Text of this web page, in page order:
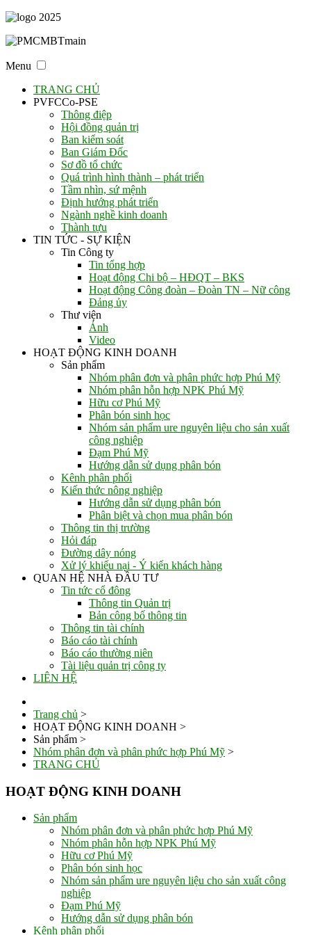
Menu
TRANG CHỦ
PVFCCo-PSE
Thông điệp
Hội đồng quản trị
Ban kiểm soát
Ban Giám Đốc
Sơ đồ tổ chức
Quá trình hình thành – phát triển
Tầm nhìn, sứ mệnh
Định hướng phát triển
Ngành nghề kinh doanh
Thành tựu
TIN TỨC - SỰ KIỆN
Tin Công ty
Tin tổng hợp
Hoạt động Chi bộ – HĐQT – BKS
Hoạt động Công đoàn – Đoàn TN – Nữ công
Đảng ủy
Thư viện
Ảnh
Video
HOẠT ĐỘNG KINH DOANH
Sản phẩm
Nhóm phân đơn và phân phức hợp Phú Mỹ
Nhóm phân hỗn hợp NPK Phú Mỹ
Hữu cơ Phú Mỹ
Phân bón sinh học
Nhóm sản phẩm ure nguyên liệu cho sản xuất
công nghiệp
Đạm Phú Mỹ
Hướng dẫn sử dụng phân bón
Kênh phân phối
Kiến thức nông nghiệp
Hướng dẫn sử dụng phân bón
Phân biệt và chọn mua phân bón
Thông tin thị trường
Hỏi đáp
Đường dây nóng
Xử lý khiếu nại - Ý kiến khách hàng
QUAN HỆ NHÀ ĐẦU TƯ
Tin tức cổ đông
Thông tin Quản trị
Bản công bố thông tin
Thông tin tài chính
Báo cáo tài chính
Báo cáo thường niên
Tài liệu quản trị công ty
LIÊN HỆ
Trang chủ >
HOẠT ĐỘNG KINH DOANH >
Sản phẩm >
Nhóm phân đơn và phân phức hợp Phú Mỹ >
TRANG CHỦ
HOẠT ĐỘNG KINH DOANH
Sản phẩm
Nhóm phân đơn và phân phức hợp Phú Mỹ
Nhóm phân hỗn hợp NPK Phú Mỹ
Hữu cơ Phú Mỹ
Phân bón sinh học
Nhóm sản phẩm ure nguyên liệu cho sản xuất công
nghiệp
Đạm Phú Mỹ
Hướng dẫn sử dụng phân bón
Kênh phân phối